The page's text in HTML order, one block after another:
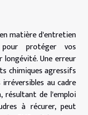
matière d'entretien
protéger vos
longévité. Une erreur
chimiques agressifs
au cadre
résultant de l'emploi
à récurer, peut